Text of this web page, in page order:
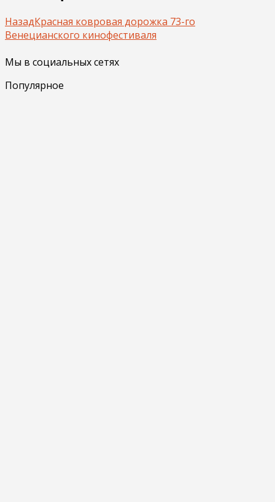
НазадКрасная ковровая дорожка 73-го
Венецианского кинофестиваля
Мы в социальных сетях
Популярное